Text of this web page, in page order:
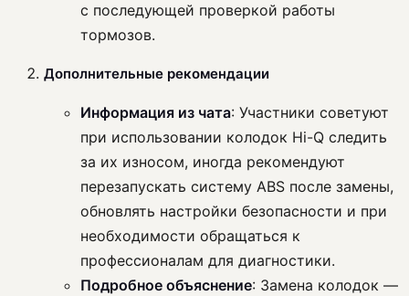
с последующей проверкой работы
тормозов.
Дополнительные рекомендации
Информация из чата: Участники советуют
при использовании колодок Hi-Q следить
за их износом, иногда рекомендуют
перезапускать систему ABS после замены,
обновлять настройки безопасности и при
необходимости обращаться к
профессионалам для диагностики.
Подробное объяснение: Замена колодок —